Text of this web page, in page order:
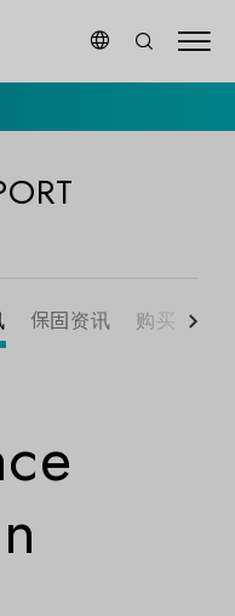
保固资讯 购买资讯